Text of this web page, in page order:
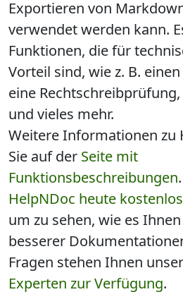
Exportieren von
verwendet werden kann.
Funktionen, die für
Vorteil sind, wie z. B. einen
eine
und vieles mehr.
Weitere Informationen zu
Sie auf der Seite mit
Funktionsbeschreibungen
HelpNDoc heute kostenlos
um zu sehen, wie es
besserer
Fragen stehen Ihnen
Experten zur Verfügung.